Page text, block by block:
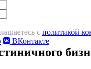
с политикой
ВКонтакте